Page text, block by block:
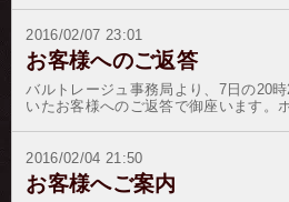
ざいました。
すので、最新のホストさん達の人気の
トとなっております。★お客様への特
通常のイベントリボンアイコンの他、
像をリボンアイコンに加工して、付与
ーダー画像は、一口２０万円からにな
ムより、オリジナルリボンアイコンか
た後、bninfo@mbn.nifty.com まで、画
い申し上げます。オリジナルリ
ージサンプル 注）版権・著作権・肖
頂けません。注）公序良俗に反する画
は御使用頂けません。注）誹謗中傷に
2016/02/07 23:01
お客様へのご返答
バルトレージュ事務局より、7日の20
いたお客様へのご返答で御座います。
また返信メールが弾かれている可能性
ールなどのご対応もご検討を頂ければ
2016/02/04 21:50
お客様へご案内